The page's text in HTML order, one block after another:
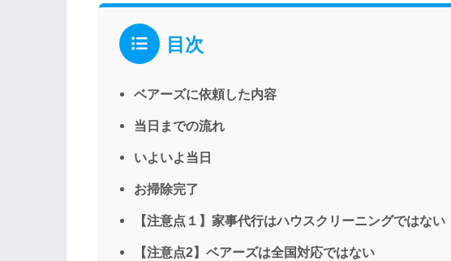
目次
ベアーズに依頼した内容
当日までの流れ
いよいよ当日
お掃除完了
【注意点１】家事代行はハウスクリーニングではない
【注意点2】ベアーズは全国対応ではない